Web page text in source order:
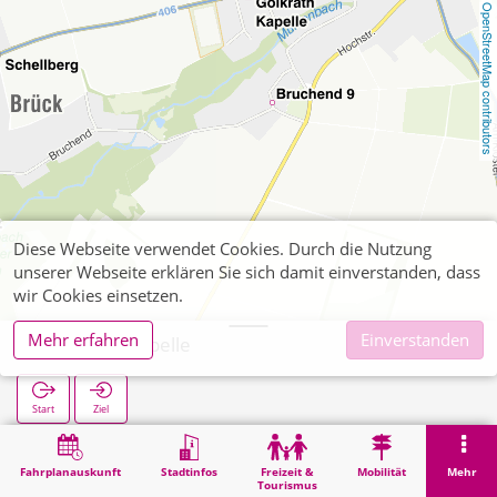
OpenStreetMap contributors
Fahrplanauskunft Stadtinfos
Freizeit &
Tourismus
Mobilität Mehr
Golkrath Kapelle
Start Ziel
Suche
Diese Webseite verwendet Cookies. Durch die Nutzung
unserer Webseite erklären Sie sich damit einverstanden, dass
wir Cookies einsetzen.
Mehr erfahren
Einverstanden